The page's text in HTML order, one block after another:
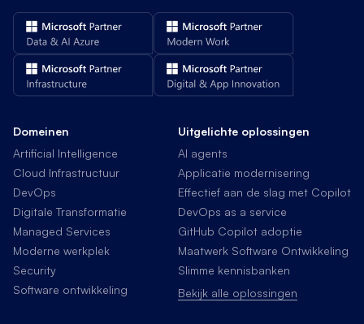
Domeinen
Artificial Intelligence
Cloud Infrastructuur
DevOps
Digitale Transformatie
Managed Services
Moderne werkplek
Security
Software ontwikkeling
Uitgelichte oplossingen
AI agents
Applicatie modernisering
Effectief aan de slag met Copilot
DevOps as a service
GitHub Copilot adoptie
Maatwerk Software Ontwikkeling
Slimme kennisbanken
Bekijk alle oplossingen